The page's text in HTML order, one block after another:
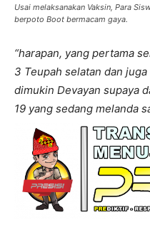
Usai melaksanakan Vaksin, Para
berpoto Boot bermacam gaya.
“harapan, yang pertama
3 Teupah selatan dan
dimukin Devayan supaya
19 yang sedang melanda